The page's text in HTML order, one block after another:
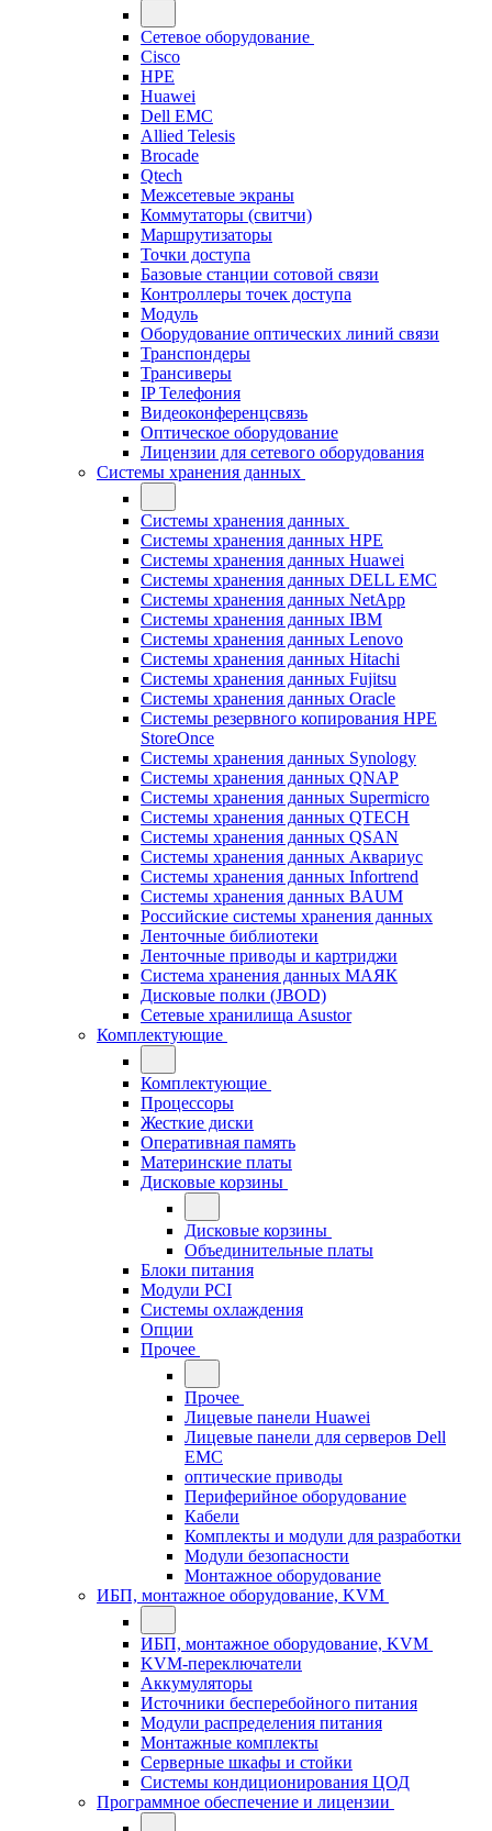
Сетевое оборудование
Cisco
HPE
Huawei
Dell EMC
Allied Telesis
Brocade
Qtech
Межсетевые экраны
Коммутаторы (свитчи)
Маршрутизаторы
Точки доступа
Базовые станции сотовой связи
Контроллеры точек доступа
Модуль
Оборудование оптических линий связи
Транспондеры
Трансиверы
IP Телефония
Видеоконференцсвязь
Оптическое оборудование
Лицензии для сетевого оборудования
Системы хранения данных
Системы хранения данных
Системы хранения данных HPE
Системы хранения данных Huawei
Системы хранения данных DELL EMC
Cистемы хранения данных NetApp
Системы хранения данных IBM
Системы хранения данных Lenovo
Системы хранения данных Hitachi
Системы хранения данных Fujitsu
Системы хранения данных Oracle
Системы резервного копирования HPE
StoreOnce
Системы хранения данных Synology
Системы хранения данных QNAP
Системы хранения данных Supermicro
Системы хранения данных QTECH
Системы хранения данных QSAN
Системы хранения данных Аквариус
Системы хранения данных Infortrend
Системы хранения данных BAUM
Российские системы хранения данных
Ленточные библиотеки
Ленточные приводы и картриджи
Система хранения данных МАЯК
Дисковые полки (JBOD)
Сетевые хранилища Asustor
Комплектующие
Комплектующие
Процессоры
Жесткие диски
Оперативная память
Материнские платы
Дисковые корзины
Дисковые корзины
Объединительные платы
Блоки питания
Модули PCI
Системы охлаждения
Опции
Прочее
Прочее
Лицевые панели Huawei
Лицевые панели для серверов Dell
EMC
оптические приводы
Периферийное оборудование
Кабели
Комплекты и модули для разработки
Модули безопасности
Монтажное оборудование
ИБП, монтажное оборудование, KVM
ИБП, монтажное оборудование, KVM
KVM-переключатели
Аккумуляторы
Источники бесперебойного питания
Модули распределения питания
Монтажные комплекты
Серверные шкафы и стойки
Системы кондиционирования ЦОД
Программное обеспечение и лицензии